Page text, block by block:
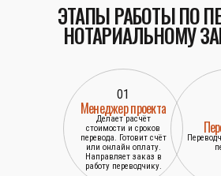
ЭТАПЫ РАБОТЫ ПО
НОТАРИАЛЬНОМУ
01
Менеджер проекта
Делает расчёт
стоимости и сроков
перевода. Готовит счёт
или онлайн оплату.
Направляет заказ в
работу переводчику.